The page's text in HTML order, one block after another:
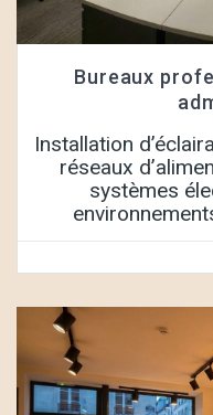
Bureaux
Installation
réseaux
systèmes